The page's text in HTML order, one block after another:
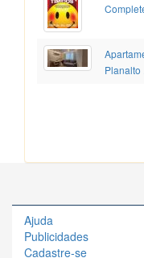
Planalto
Ajuda
Publicidades
Cadastre-se